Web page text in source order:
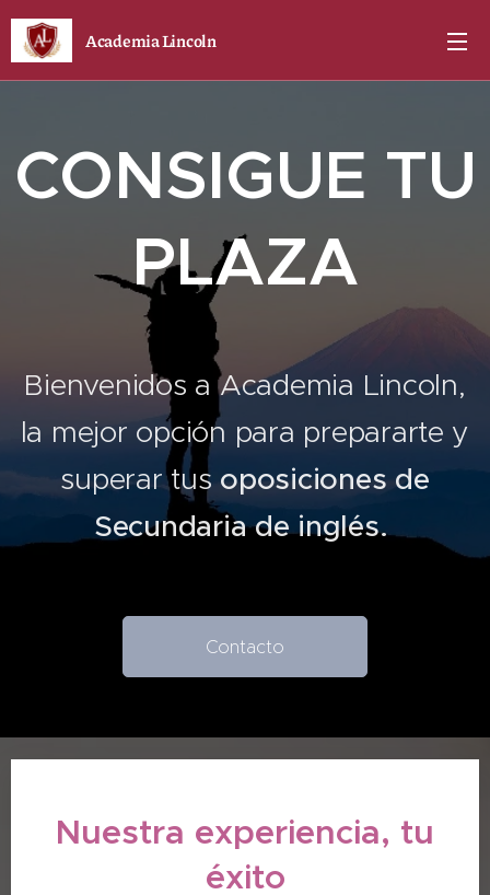
Academia Lincoln
CONSIGUE TU
PLAZA
Bienvenidos a Academia Lincoln,
la mejor opción para prepararte y
superar tus oposiciones de
Secundaria de inglés.
Contacto
Nuestra experiencia, tu
éxito